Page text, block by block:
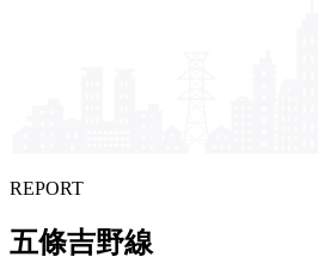
REPORT
五條吉野線